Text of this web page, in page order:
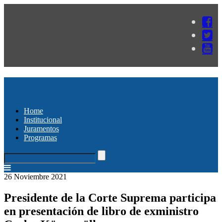
Home
Institucional
Juramentos
Programas
26 Noviembre 2021
Presidente de la Corte Suprema participa
en presentación de libro de exministro